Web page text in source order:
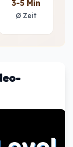
3-5 Min
Ø Zeit